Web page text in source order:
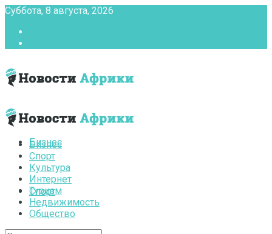
Суббота, 8 августа, 2026
Бизнес
Спорт
Бизнес
Спорт
Культура
Интернет
Туризм
Недвижимость
Общество